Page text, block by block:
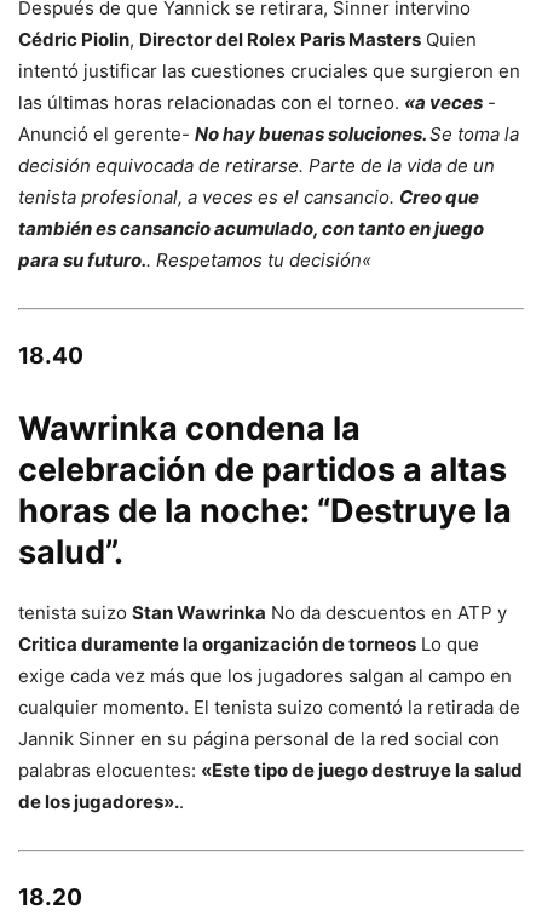
Después de que Yannick se retirara, Sinner intervino
Cédric Piolin, Director del Rolex Paris Masters Quien
intentó justificar las cuestiones cruciales que surgieron en
las últimas horas relacionadas con el torneo. «a veces -
Anunció el gerente- No hay buenas soluciones.Se toma la
decisión equivocada de retirarse. Parte de la vida de un
tenista profesional, a veces es el cansancio. Creo que
también es cansancio acumulado, con tanto en juego
para su futuro.. Respetamos tu decisión«
18.40
Wawrinka condena la
celebración de partidos a altas
horas de la noche: “Destruye la
salud”.
tenista suizo Stan Wawrinka No da descuentos en ATP y
Critica duramente la organización de torneos Lo que
exige cada vez más que los jugadores salgan al campo en
cualquier momento. El tenista suizo comentó la retirada de
Jannik Sinner en su página personal de la red social con
palabras elocuentes: «Este tipo de juego destruye la salud
de los jugadores»..
18.20